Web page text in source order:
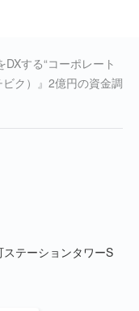
DXする“コーポレート
ク）』2億円の資金調
テーションタワーS